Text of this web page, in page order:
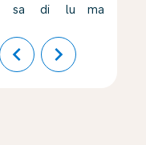
sa di lu ma
chevron_left chevron_right